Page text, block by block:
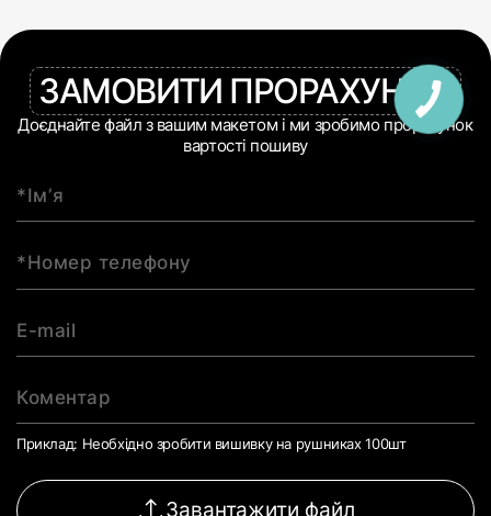
ЗАМОВИТИ ПРОРАХУНОК
Доєднайте файл з вашим макетом і ми зробимо прорахунок
вартості пошиву
Приклад: Необхідно зробити вишивку на рушниках 100шт
Завантажити файл